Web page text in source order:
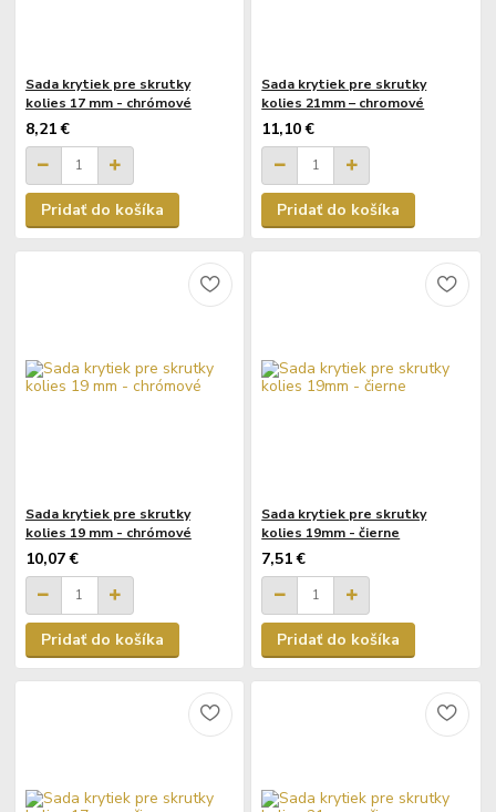
Sada krytiek pre skrutky
kolies 17 mm - chrómové
8,21 €
Pridať do košíka
Sada krytiek pre skrutky
kolies 21mm – chromové
11,10 €
Pridať do košíka
Sada krytiek pre skrutky
kolies 19 mm - chrómové
10,07 €
Pridať do košíka
Sada krytiek pre skrutky
kolies 19mm - čierne
7,51 €
Pridať do košíka